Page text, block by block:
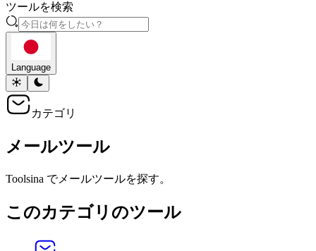
ツールを検索
Language
カテゴリ
メールツール
Toolsina でメールツールを探す。
このカテゴリのツール